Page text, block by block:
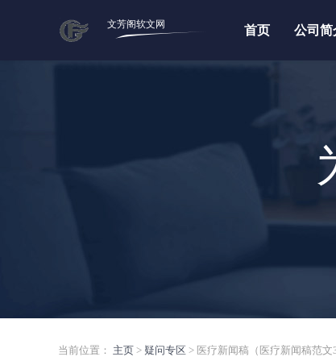
文芳阁软文网 首页 公司简
当前位置： 主页 > 疑问专区 > 医疗新闻稿（医疗新闻稿范文